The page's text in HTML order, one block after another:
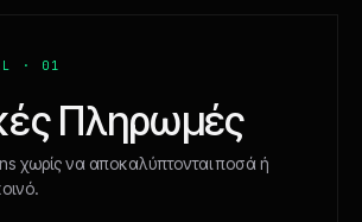
· 01
Πληρωμές
χωρίς να αποκαλύπτονται ποσά ή